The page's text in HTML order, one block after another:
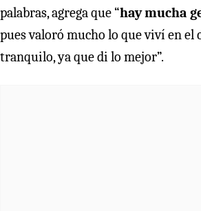
palabras, agrega que “hay mucha
pues valoró mucho lo que viví en el
tranquilo, ya que di lo mejor”.